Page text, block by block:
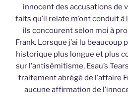
innocent des accusations de
faits qu’il relate m’ont conduit
ils concourent selon moi à
Frank. Lorsque j’ai lu beaucoup
historique plus longue et plus
sur l’antisémitisme, Esau’s
traitement abrégé de l’affaire
aucune affirmation de